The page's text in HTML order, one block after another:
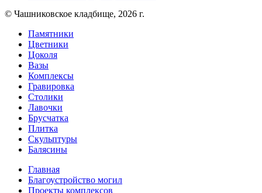
© Чашниковское кладбище, 2026 г.
Памятники
Цветники
Цоколя
Вазы
Комплексы
Гравировка
Столики
Лавочки
Брусчатка
Плитка
Скульптуры
Балясины
Главная
Благоустройство могил
Проекты комплексов